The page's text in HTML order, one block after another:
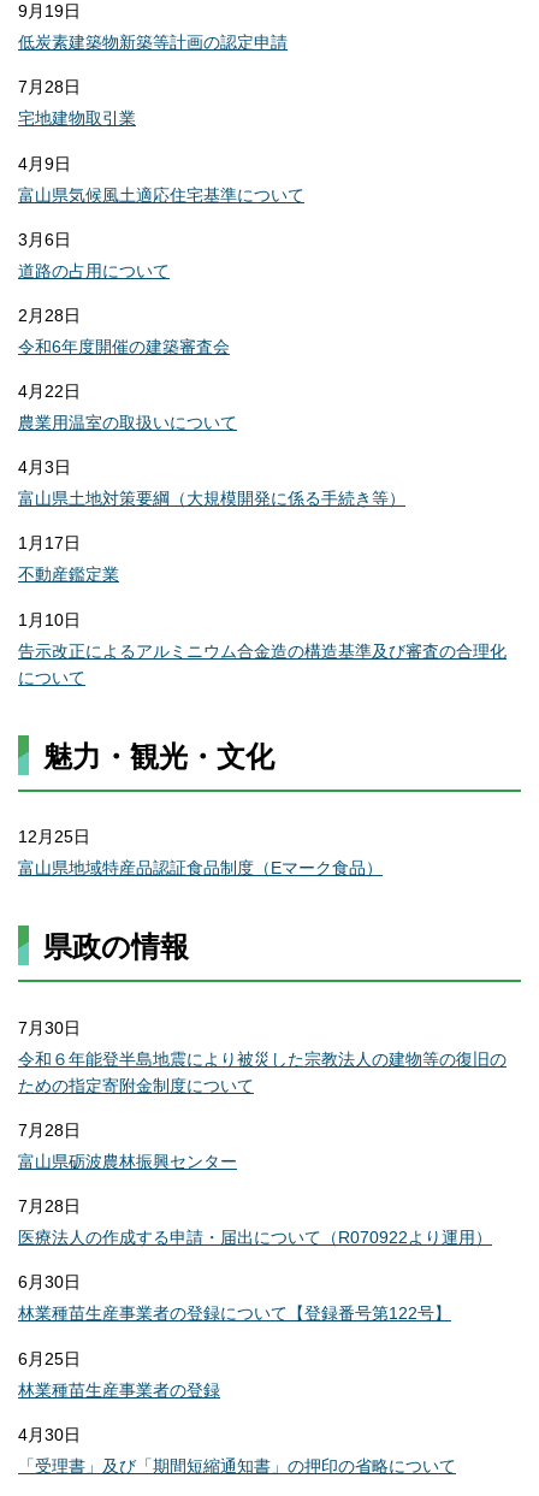
9月19日
低炭素建築物新築等計画の認定申請
7月28日
宅地建物取引業
4月9日
富山県気候風土適応住宅基準について
3月6日
道路の占用について
2月28日
令和6年度開催の建築審査会
4月22日
農業用温室の取扱いについて
4月3日
富山県土地対策要綱（大規模開発に係る手続き等）
1月17日
不動産鑑定業
1月10日
告示改正によるアルミニウム合金造の構造基準及び審査の合理化
について
魅力・観光・文化
12月25日
富山県地域特産品認証食品制度（Eマーク食品）
県政の情報
7月30日
令和６年能登半島地震により被災した宗教法人の建物等の復旧の
ための指定寄附金制度について
7月28日
富山県砺波農林振興センター
7月28日
医療法人の作成する申請・届出について（R070922より運用）
6月30日
林業種苗生産事業者の登録について【登録番号第122号】
6月25日
林業種苗生産事業者の登録
4月30日
「受理書」及び「期間短縮通知書」の押印の省略について